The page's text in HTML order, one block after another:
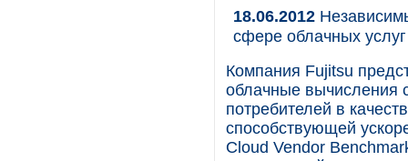
18.06.2012
сфере облачных
Компания Fujitsu
облачные вычисления
потребителей в
способствующей
Cloud Vendor